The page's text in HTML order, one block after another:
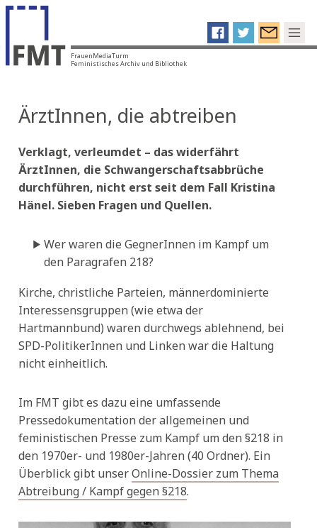
FrauenMediaTurm
Feministisches Archiv und Bibliothek
ÄrztInnen, die abtreiben
Verklagt, verleumdet – das widerfährt
ÄrztInnen, die Schwangerschaftsabbrüche
durchführen, nicht erst seit dem Fall Kristina
Hänel. Sieben Fragen und Quellen.
Wer waren die GegnerInnen im Kampf um
den Paragrafen 218?
Kirche, christliche Parteien, männerdominierte
Interessensgruppen (wie etwa der
Hartmannbund) waren durchwegs ablehnend, bei
SPD-PolitikerInnen und Linken war die Haltung
nicht einheitlich.
Im FMT gibt es dazu eine umfassende
Pressedokumentation der allgemeinen und
feministischen Presse zum Kampf um den §218 in
den 1970er- und 1980er-Jahren (40 Ordner). Ein
Überblick gibt unserOnline-Dossier zum Thema
Abtreibung / Kampf gegen §218.